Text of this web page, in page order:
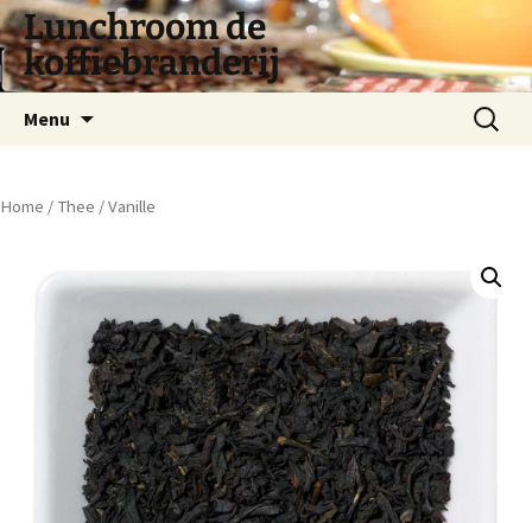
Lunchroom de
koffiebranderij
Menu
Zoeken
naar:
Home / Thee / Vanille